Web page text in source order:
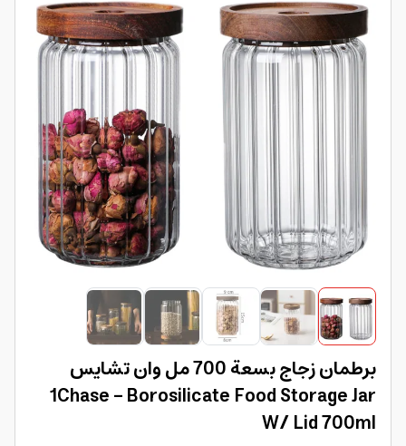
برطمان زجاج بسعة 700 مل وان تشايس
1Chase - Borosilicate Food Storage Jar
W/ Lid 700ml